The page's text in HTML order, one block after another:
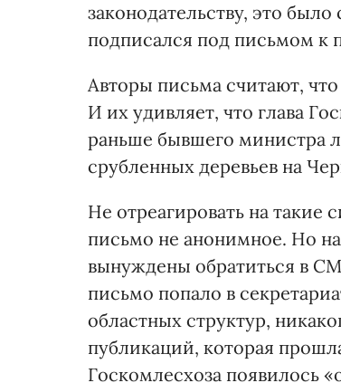
законодательству, это
подписался под письмом к
Авторы письма считают,
И их удивляет, что глава
раньше бывшего министра
срубленных деревьев на
Не отреагировать на такие
письмо не анонимное. Но
вынуждены обратиться в
письмо попало в
областных структур,
публикаций, которая
Госкомлесхоза появилось